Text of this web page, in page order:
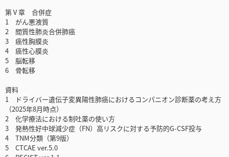
第Ⅴ章 合併症
1 がん悪液質
2 間質性肺炎合併肺癌
3 癌性胸膜炎
4 癌性心膜炎
5 脳転移
6 骨転移
資料
1 ドライバー遺伝子変異陽性肺癌におけるコンパニオン診断薬の考え方
（2025年8月時点）
2 化学療法における制吐薬の使い方
3 発熱性好中球減少症（FN）高リスクに対する予防的G-CSF投与
4 TNM分類（第9版）
5 CTCAE ver.5.0